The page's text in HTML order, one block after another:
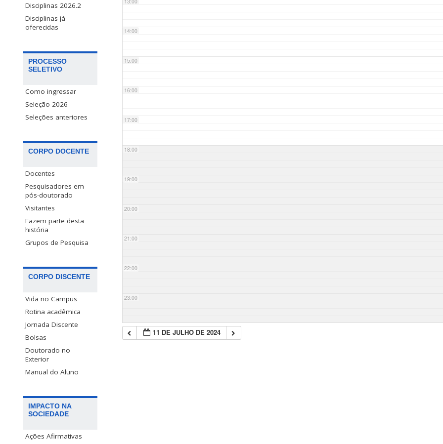
Disciplinas 2026.2
Disciplinas já
oferecidas
PROCESSO
SELETIVO
Como ingressar
Seleção 2026
Seleções anteriores
CORPO DOCENTE
Docentes
Pesquisadores em
pós-doutorado
Visitantes
Fazem parte desta
história
Grupos de Pesquisa
CORPO DISCENTE
Vida no Campus
Rotina acadêmica
Jornada Discente
Bolsas
Doutorado no
Exterior
Manual do Aluno
IMPACTO NA
SOCIEDADE
Ações Afirmativas
14:00
15:00
16:00
17:00
18:00
19:00
20:00
21:00
22:00
23:00
11 DE JULHO DE 2024